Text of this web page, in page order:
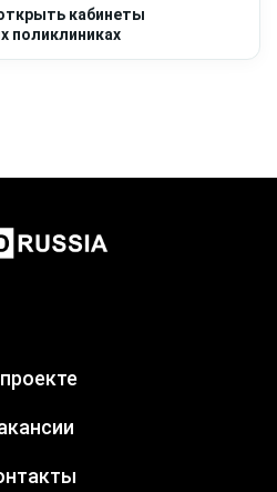
кабинеты
поликлиниках